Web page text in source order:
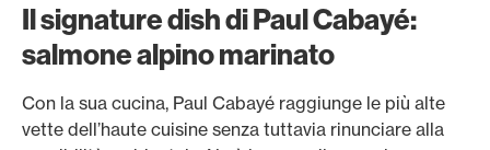
Il signature dish di Paul Cabayé:
salmone alpino marinato
Con la sua cucina, Paul Cabayé raggiunge le più alte
vette dell’haute cuisine senza tuttavia rinunciare alla